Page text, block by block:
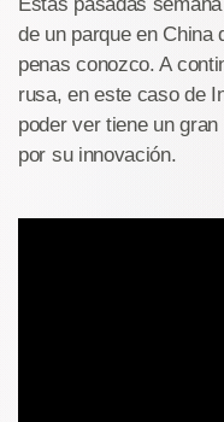
de un parque en
penas conozco. A
rusa, en este caso de
poder ver tiene un
por su innovación.